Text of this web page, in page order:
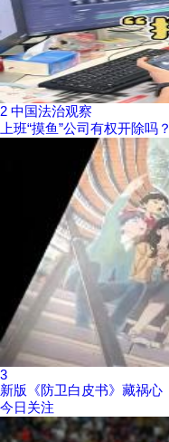
2 中国法治观察
上班“摸鱼”公司有权开除吗？
3
新版《防卫白皮书》藏祸心
今日关注